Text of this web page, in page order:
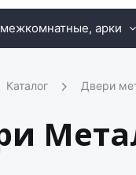
арки
Каталог Двери